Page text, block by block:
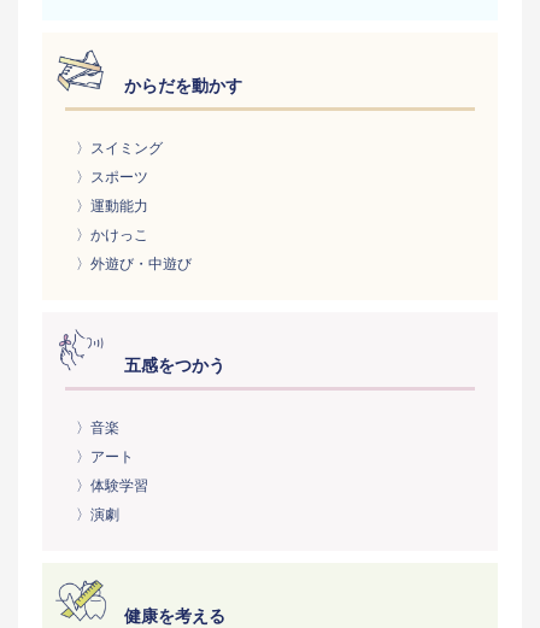
からだを動かす
〉スイミング
〉スポーツ
〉運動能力
〉かけっこ
〉外遊び・中遊び
五感をつかう
〉音楽
〉アート
〉体験学習
〉演劇
健康を考える